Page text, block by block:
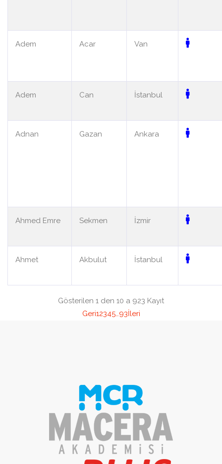
Adem Acar Van
Adem Can İstanbul
Adnan Gazan Ankara
Ahmed Emre Sekmen İzmir
Ahmet Akbulut İstanbul
Gösterilen 1 den 10 a 923 Kayıt
Geri12345…93İleri